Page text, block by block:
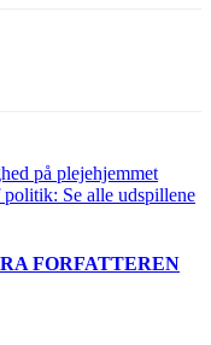
på plejehjemmet
Se alle udspillene
FORFATTEREN